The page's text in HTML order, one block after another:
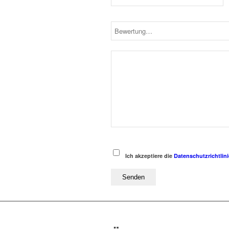
Ich akzeptiere die